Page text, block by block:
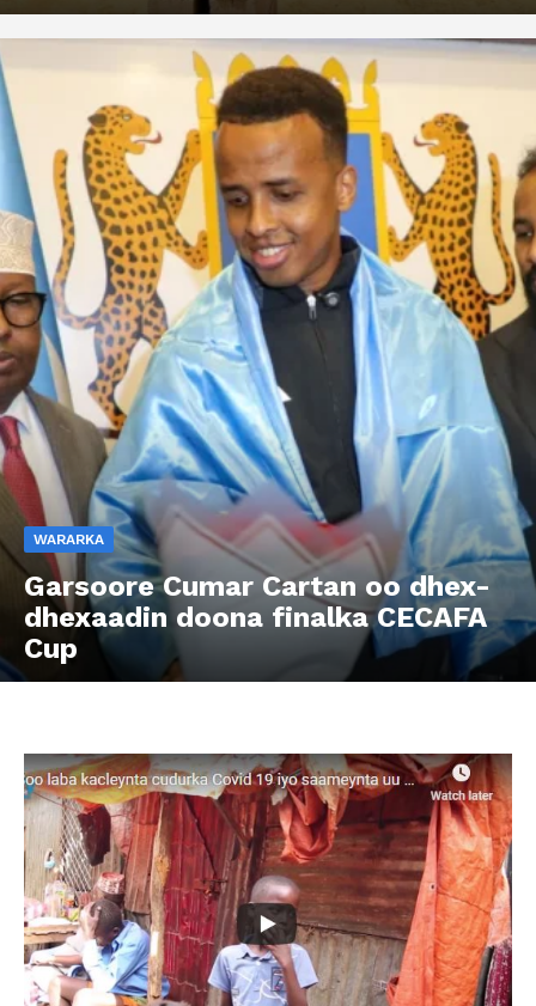
WARARKA
Garsoore Cumar Cartan oo dhex-
dhexaadin doona finalka CECAFA
Cup